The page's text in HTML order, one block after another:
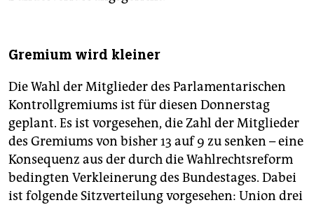
Gremium wird kleiner
Die Wahl der Mitglieder des Parlamentarischen
Kontrollgremiums ist für diesen Donnerstag
geplant. Es ist vorgesehen, die Zahl der Mitglieder
des Gremiums von bisher 13 auf 9 zu senken – eine
Konsequenz aus der durch die Wahlrechtsreform
bedingten Verkleinerung des Bundestages. Dabei
ist folgende Sitzverteilung vorgesehen: Union drei